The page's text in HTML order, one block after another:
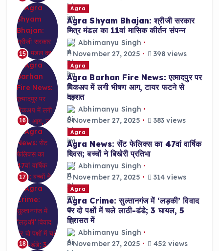
15
Agra
Agra Shyam Bhajan: श्रीजी सरकार
मित्र मंडल का 11वां मासिक कीर्तन संपन्न
Abhimanyu Singh
November 27, 2025
398 views
16
Agra
Agra Barhan Fire News: एत्मादपुर पर
पिकअप में लगी भीषण आग, टायर फटने से
दहशत
Abhimanyu Singh
November 27, 2025
383 views
17
Agra
Agra News: सेंट फेलिक्स का 47वां वार्षिक
दिवस; बच्चों ने बिखेरी प्रतिभा
Abhimanyu Singh
November 27, 2025
314 views
18
Agra
Agra Crime: सुल्तानगंज में ‘लड़की’ विवाद
पर दो पक्षों में चले लाठी-डंडे; 3 घायल, 5
हिरासत में
Abhimanyu Singh
November 27, 2025
452 views